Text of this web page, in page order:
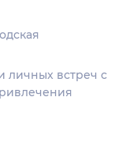
личных встреч с